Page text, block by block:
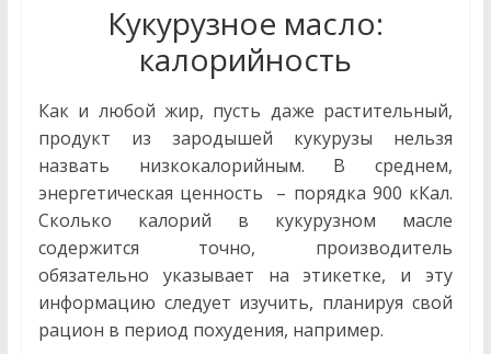
Кукурузное масло:
калорийность
Как и любой жир, пусть даже растительный,
продукт из зародышей кукурузы нельзя
назвать низкокалорийным. В среднем,
энергетическая ценность – порядка 900 кКал.
Сколько калорий в кукурузном масле
содержится точно, производитель
обязательно указывает на этикетке, и эту
информацию следует изучить, планируя свой
рацион в период похудения, например.